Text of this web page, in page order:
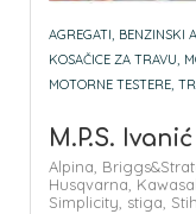
AGREGATI, BENZINSKI
KOSAČICE ZA TRAVU,
MOTORNE TESTERE,
M.P.S.
Alpina,
Husqvarna,
Simplicity, stiga,